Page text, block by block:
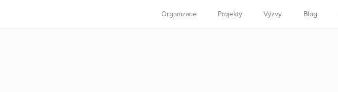
Organizace Projekty Výzvy Blog